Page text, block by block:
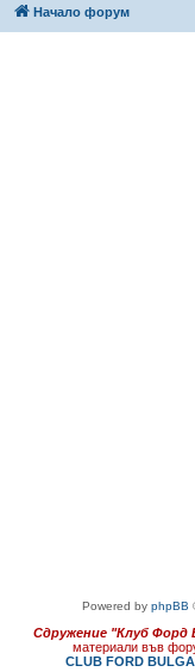
Начало форум
Powered by phpBB
Сдружение "Клуб Форд
материали във
CLUB FORD